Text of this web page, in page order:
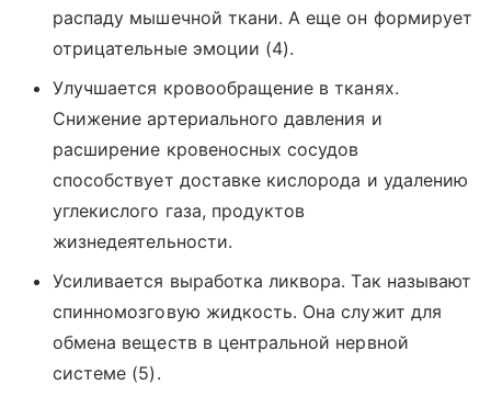
распаду мышечной ткани. А еще он формирует
отрицательные эмоции (4).
Улучшается кровообращение в тканях.
Снижение артериального давления и
расширение кровеносных сосудов
способствует доставке кислорода и удалению
углекислого газа, продуктов
жизнедеятельности.
Усиливается выработка ликвора. Так называют
спинномозговую жидкость. Она служит для
обмена веществ в центральной нервной
системе (5).